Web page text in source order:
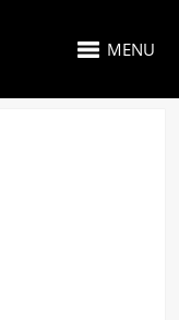
MENU